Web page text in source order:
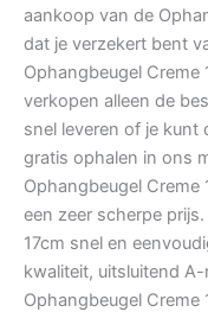
aankoop van de
dat je verzekert bent
Ophangbeugel Creme
verkopen alleen de
snel leveren of je kunt
gratis ophalen in ons
Ophangbeugel
een zeer scherpe
17cm snel en
kwaliteit, uitsluitend
Ophangbeugel Creme